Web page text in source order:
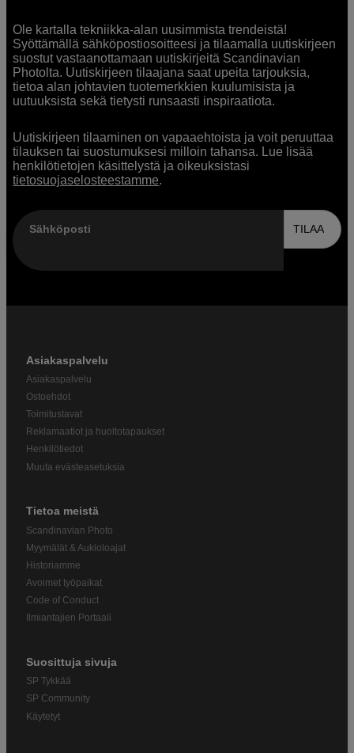
Ole kartalla tekniikka-alan uusimmista trendeistä!
Syöttämällä sähköpostiosoitteesi ja tilaamalla uutiskirjeen
suostut vastaanottamaan uutiskirjeitä Scandinavian
Photolta. Uutiskirjeen tilaajana saat upeita tarjouksia,
tietoa alan johtavien tuotemerkkien kuulumisista ja
uutuuksista sekä tietysti runsaasti inspiraatiota.
Uutiskirjeen tilaaminen on vapaaehtoista ja voit peruuttaa
tilauksen tai suostumuksesi milloin tahansa. Lue lisää
henkilötietojen käsittelystä ja oikeuksistasi
tietosuojaselosteestamme.
Sähköposti TILAA
Asiakaspalvelu
Asiakaspalvelu
Ostoehdot
Toimitustavat
Reklamaatiot ja huoltotapaukset
Henkilötiedot
Muuta evästeasetuksia
Tietoa meistä
Scandinavian Photo
Myymälät & Aukioloajat
Historiamme
Avoimet työpaikat
Code of Conduct
Ilmiantajien Portaali
Suosittuja sivuja
SP Tykkää
SP Community
Käytetyt